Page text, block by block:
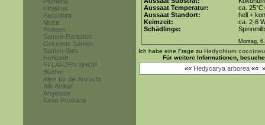
Hibiskus
Passiflora
Musa
Proteen
Samen-Raritäten
Gekeimte Samen
Samen-Sets
Herkunft
PFLANZEN SHOP
Bücher
Alles für die Anzucht
Alle Artikel
Angebote
Neue Produkte
Aussaat Temperatur:
ca.
Aussaat Standort:
hell +
Keimzeit:
ca. 2-6
Schädlinge:
Montag,
Ich habe eine Frage zu Hedychium
Für weitere Informationen,
«« Hedycarya arborea««